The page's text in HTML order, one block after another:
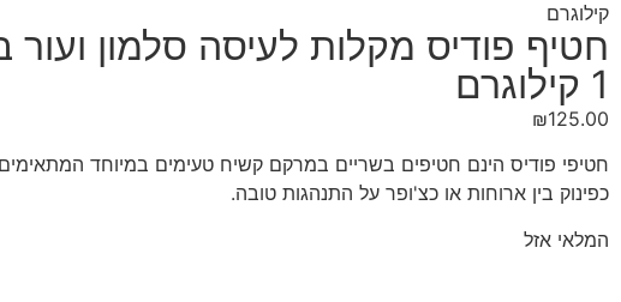
קילוגרם
חטיף פודיס מקלות לעיסה סלמון ועור
1 קילוגרם
₪125.00
חטיפי פודיס הינם חטיפים בשריים במרקם קשיח טעימים במיוחד המתאימים
כפינוק בין ארוחות או כצ'ופר על התנהגות טובה.
המלאי אזל